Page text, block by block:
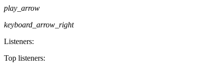
play_arrow
keyboard_arrow_right
Listeners:
Top listeners: